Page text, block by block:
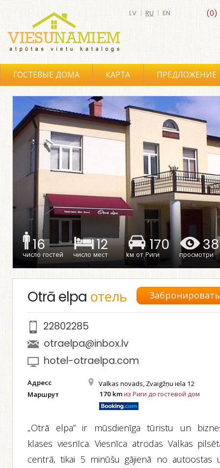
(0)
LV | RU | EN
ГОСТЕВЫЕ ДОМА КАРТА ПРЕДЛОЖЕНИЕ
16
число гостей
12
число мест
170
kм от Риги просмотри
Otrā elpa отель Забронировать
22802285
otraelpa@inbox.lv
hotel-otraelpa.com
Адресс Valkas novads, Zvaigžņu iela 12
Маршрут 170 kmиз Риги до гостевой дом
„Otrā elpa” ir mūsdienīga tūristu un
klases viesnīca. Viesnīca atrodas Valkas
centrā, tikai 5 minūšu gājienā no autoostas